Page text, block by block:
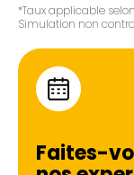
*Taux applicable
Simulation non
Faites-